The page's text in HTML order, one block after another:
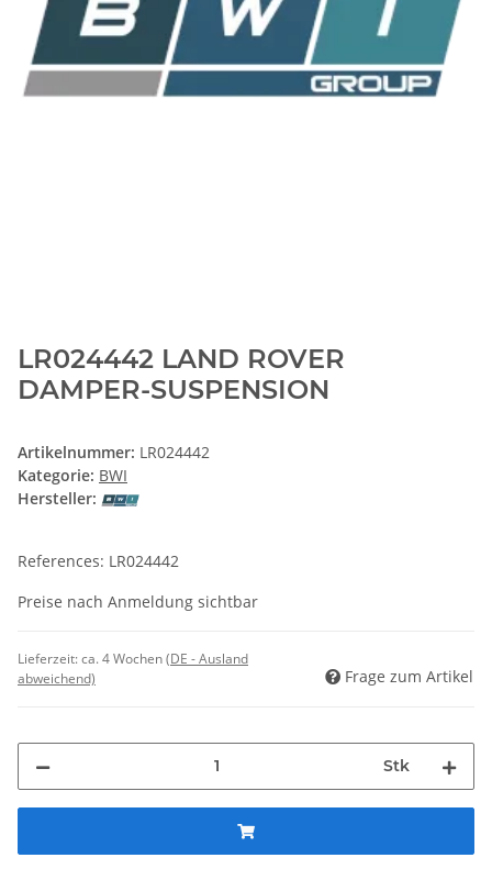
LR024442 LAND ROVER
DAMPER-SUSPENSION
Artikelnummer: LR024442
Kategorie: BWI
Hersteller:
References: LR024442
Preise nach Anmeldung sichtbar
Lieferzeit:ca. 4 Wochen(DE - Ausland
abweichend)
Frage zum Artikel
Stk